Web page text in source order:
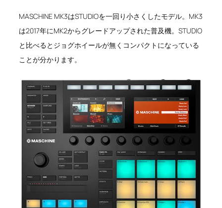
MASCHINE MK3はSTUDIOを一回り小さくしたモデル。MK3
は2017年にMK2からグレードアップされた普及機。STUDIO
と比べるとジョグホイールが無くコンパクトになっている
ことが分かります。